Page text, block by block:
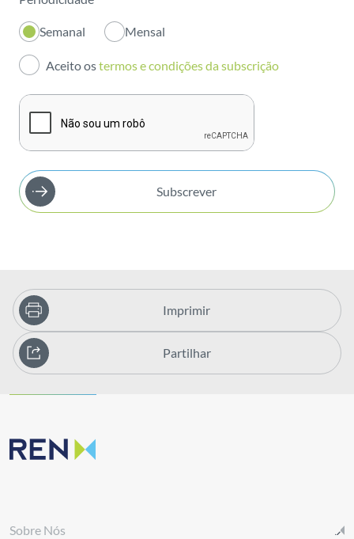
Inovação
Investidores
Publicações
Semanal Mensal
Aceito ostermos e condições da subscrição
Subscrever
Imprimir
Partilhar
Sobre Nós